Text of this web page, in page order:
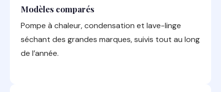
Modèles comparés
Pompe à chaleur, condensation et lave-linge
séchant des grandes marques, suivis tout au long
de l’année.